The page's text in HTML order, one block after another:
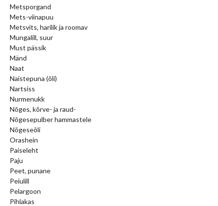
Metsporgand
Mets-viinapuu
Metsvits, harilik ja roomav
Mungalill, suur
Must pässik
Mänd
Naat
Naistepuna (õli)
Nartsiss
Nurmenukk
Nõges, kõrve- ja raud-
Nõgesepulber hammastele
Nõgeseõli
Orashein
Paiseleht
Paju
Peet, punane
Peiulill
Pelargoon
Pihlakas